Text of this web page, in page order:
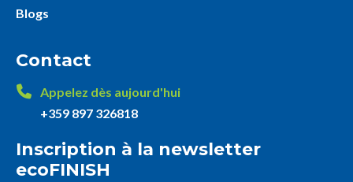
Blogs
Contact
Appelez dès aujourd'hui
+359 897 326818
Inscription à la newsletter
ecoFINISH